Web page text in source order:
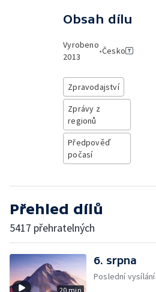
Obsah dílu
Vyrobeno
2013
•Česko
Zpravodajství
Zprávy z
regionů
Předpověď
počasí
Přehled dílů
5417 přehratelných
20 min
6. srpna
Poslední vysílání